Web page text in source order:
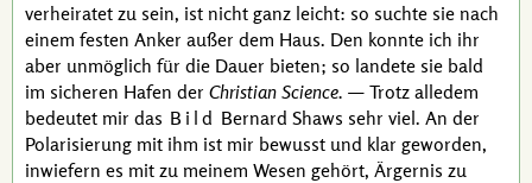
verheiratet zu sein, ist nicht ganz leicht: so suchte sie nach
einem festen Anker außer dem Haus. Den konnte ich ihr
aber unmöglich für die Dauer bieten; so landete sie bald
im sicheren Hafen der Christian Science. — Trotz alledem
bedeutet mir das Bild Bernard Shaws sehr viel. An der
Polarisierung mit ihm ist mir bewusst und klar geworden,
inwiefern es mit zu meinem Wesen gehört, Ärgernis zu